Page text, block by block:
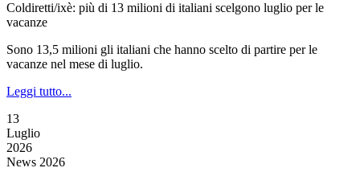
Coldiretti/ixè: più di 13 milioni di italiani scelgono luglio per le
vacanze
Sono 13,5 milioni gli italiani che hanno scelto di partire per le
vacanze nel mese di luglio.
Leggi tutto...
13
Luglio
2026
News 2026